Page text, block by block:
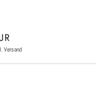
Versand